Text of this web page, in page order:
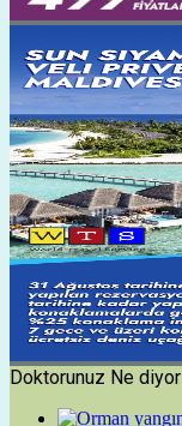
Doktorunuz Ne diyor